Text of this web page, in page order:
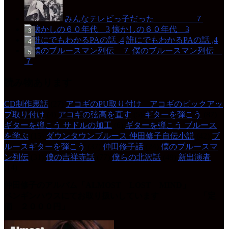
みんなテレビっ子だった ７
懐かしの６０年代 3
誰にでもわかるPAの話 ,4
僕のブルースマン列伝
７
CD制作裏話
アコギのPU取り付け アコギのピックアッ
プ取り付け
アコギの弦高を直す ギターを弾こう
ギターを弾こう サドルの加工
ギターを弾こう ブルース
を学ぶ
ダウンタウンブルース 仲田修子自伝小説
ブ
ルースギターを弾こう
仲田修子話
僕のブルースマ
ン列伝
僕の吉祥寺話 僕らの北沢話
新出演者